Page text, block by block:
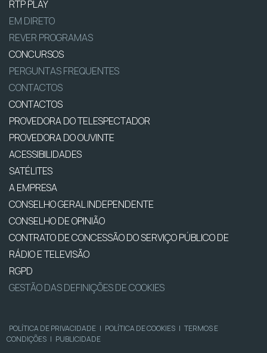
RTP PLAY
EM DIRETO
REVER PROGRAMAS
CONCURSOS
PERGUNTAS FREQUENTES
CONTACTOS
CONTACTOS
PROVEDORA DO TELESPECTADOR
PROVEDORA DO OUVINTE
ACESSIBILIDADES
SATÉLITES
A EMPRESA
CONSELHO GERAL INDEPENDENTE
CONSELHO DE OPINIÃO
CONTRATO DE CONCESSÃO DO SERVIÇO PÚBLICO DE
RÁDIO E TELEVISÃO
RGPD
GESTÃO DAS DEFINIÇÕES DE COOKIES
POLÍTICA DE PRIVACIDADE | POLÍTICA DE COOKIES | TERMOS E
CONDIÇÕES | PUBLICIDADE